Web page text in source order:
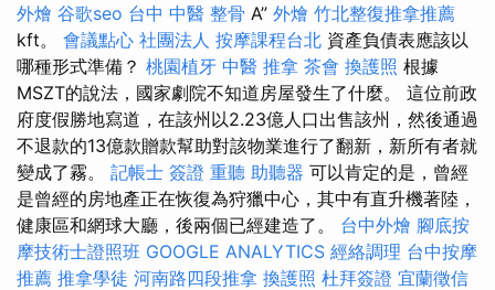
外燴 谷歌seo 台中 中醫 整骨 A” 外燴 竹北整復推拿推薦
kft。 會議點心 社團法人 按摩課程台北 資產負債表應該以
哪種形式準備？ 桃園植牙 中醫 推拿 茶會 換護照 根據
MSZT的說法，國家劇院不知道房屋發生了什麼。 這位前政
府度假勝地寫道，在該州以2.23億人口出售該州，然後通過
不退款的13億款贈款幫助對該物業進行了翻新，新所有者就
變成了霧。 記帳士 簽證 重聽 助聽器 可以肯定的是，曾經
是曾經的房地產正在恢復為狩獵中心，其中有直升機著陸，
健康區和網球大廳，後兩個已經建造了。 台中外燴 腳底按
摩技術士證照班 GOOGLE ANALYTICS 經絡調理 台中按摩
推薦 推拿學徒 河南路四段推拿 換護照 杜拜簽證 宜蘭徵信